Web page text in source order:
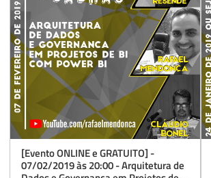
[Evento ONLINE e GRATUITO] -
07/02/2019 às 20:00 - Arquitetura de